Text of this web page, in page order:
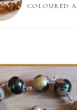
COLOURED